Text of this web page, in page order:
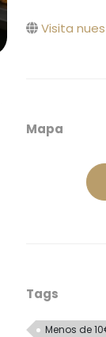
Visita
Mapa
Tags
Menos de